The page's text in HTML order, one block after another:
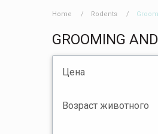
Home Rodents
GROOMING
Цена
Возраст животного